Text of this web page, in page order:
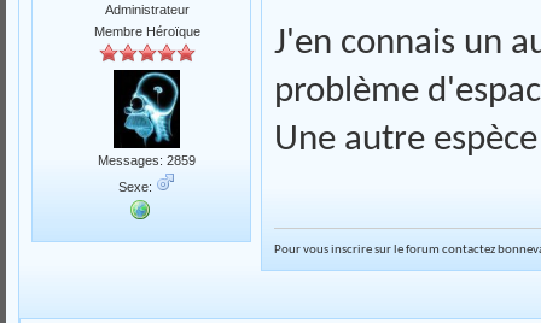
Administrateur
Membre Héroïque
Messages: 2859
Sexe:
J'en connais un
problème
Une autre
Pour vous inscrire sur le forum contactez